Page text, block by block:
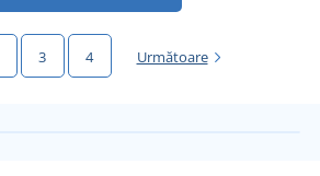
3 4 Următoare